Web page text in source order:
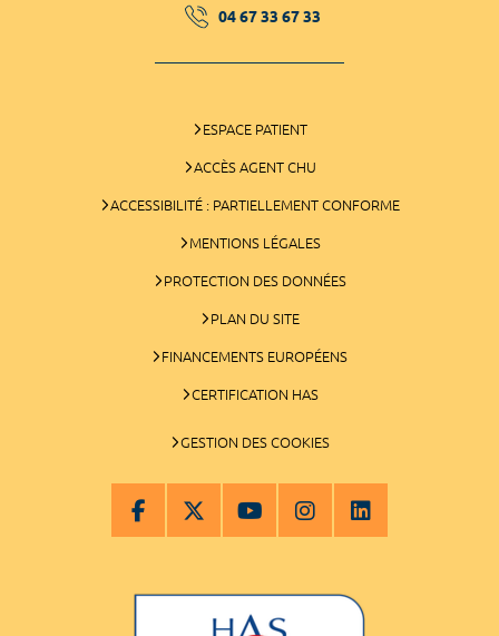
04 67 33 67 33
ESPACE PATIENT
ACCÈS AGENT CHU
ACCESSIBILITÉ : PARTIELLEMENT CONFORME
MENTIONS LÉGALES
PROTECTION DES DONNÉES
PLAN DU SITE
FINANCEMENTS EUROPÉENS
CERTIFICATION HAS
GESTION DES COOKIES